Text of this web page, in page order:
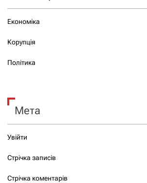
Економіка
Корупція
Політика
Мета
Увійти
Стрічка записів
Стрічка коментарів